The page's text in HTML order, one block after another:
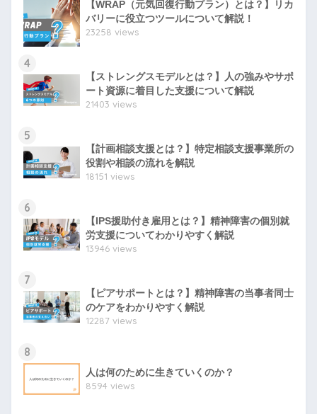
【WRAP（元気回復行動プラン）とは？】リカ
バリーに役立つツールについて解説！
23258 views
4
【ストレングスモデルとは？】人の強みやサポ
ート資源に着目した支援について解説
21403 views
5
【計画相談支援とは？】特定相談支援事業所の
役割や相談の流れを解説
18151 views
6
【IPS援助付き雇用とは？】精神障害の個別就
労支援についてわかりやすく解説
13946 views
7
【ピアサポートとは？】精神障害の当事者同士
のケアをわかりやすく解説
12287 views
8
人は何のために生きていくのか？
8594 views